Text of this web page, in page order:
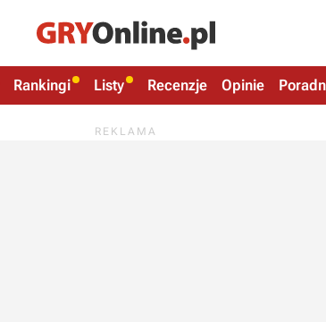
Rankingi Listy Recenzje Opinie